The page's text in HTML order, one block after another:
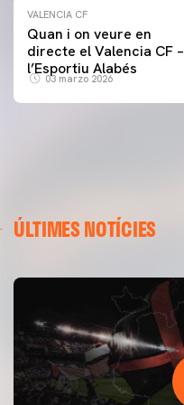
VALENCIA CF
Quan i on veure en
directe el Valencia CF –
l’Esportiu Alabés
03 marzo 2026
ÚLTIMES NOTÍCIES